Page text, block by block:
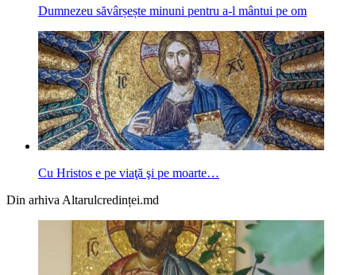
Dumnezeu săvârșește minuni pentru a-l mântui pe om
Cu Hristos e pe viaţă şi pe moarte…
Din arhiva Altarulcredinței.md